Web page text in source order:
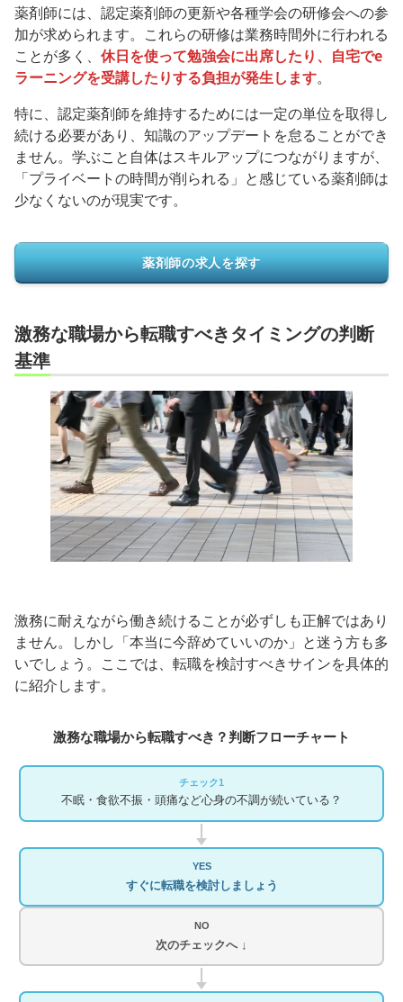
薬剤師には、認定薬剤師の更新や各種学会の研修会への参
加が求められます。これらの研修は業務時間外に行われる
ことが多く、 休日を使って勉強会に出席したり、自宅でe
ラーニングを受講したりする負担が発生します。
特に、認定薬剤師を維持するためには一定の単位を取得し
続ける必要があり、知識のアップデートを怠ることができ
ません。学ぶこと自体はスキルアップにつながりますが、
「プライベートの時間が削られる」と感じている薬剤師は
少なくないのが現実です。
薬剤師の求人を探す
激務な職場から転職すべきタイミングの判断
基準
激務に耐えながら働き続けることが必ずしも正解ではあり
ません。しかし「本当に今辞めていいのか」と迷う方も多
いでしょう。ここでは、転職を検討すべきサインを具体的
に紹介します。
激務な職場から転職すべき？判断フローチャート
チェック1
不眠・食欲不振・頭痛など心身の不調が続いている？
YES
すぐに転職を検討しましょう
NO
次のチェックへ ↓